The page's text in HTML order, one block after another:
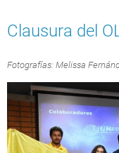
Clausura del
Fotografías: Melissa